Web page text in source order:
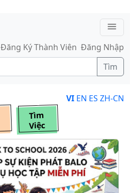
menu
Đăng Ký Thành Viên Đăng Nhập
Tìm
VI EN ES ZH-CN
Tìm
Việc